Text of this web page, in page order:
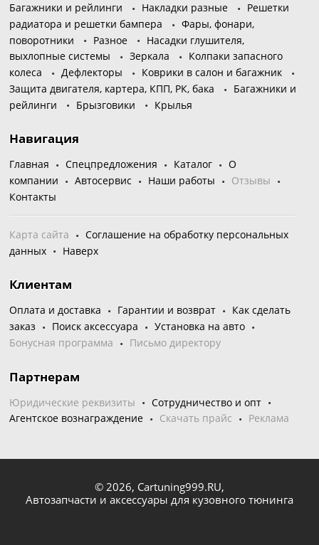
Багажники и рейлинги
Накладки разные
Решетки
радиатора и решетки бампера
Фары, фонари,
поворотники
Разное
Насадки глушителя,
выхлопные системы
Зеркала
Колпаки запасного
колеса
Дефлекторы
Коврики в салон и багажник
Защита двигателя, картера, КПП, РК, бака
Багажники и
рейлинги
Брызговики Крылья
Навигация
Главная Спецпредложения Каталог
О
компании
Автосервис Наши работы
Отзывы
Контакты
Карта сайта
Соглашение на обработку персональных
данных
Наверх
Клиентам
Оплата и доставка Гарантии и возврат
Как сделать
заказ
Поиск аксессуара
Установка на авто
Бонусная программа
Письмо директору
Партнерам
Юридические реквизиты
Сотрудничество и опт
Агентское вознаграждение
Скачать прайс Реклама
© 2026, Cartuning999.RU,
Автозапчасти и аксессуары для кузовного тюнинга